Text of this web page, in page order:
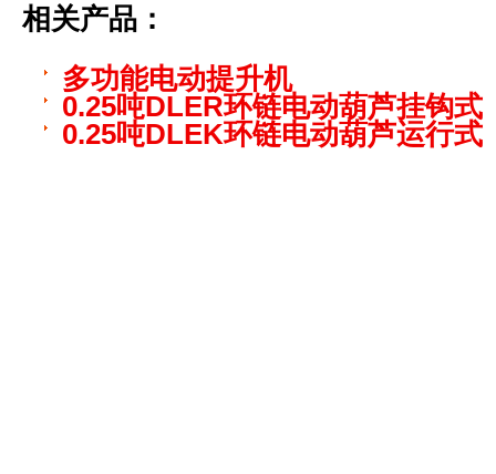
相关产品：
多功能电动提升机
0.25吨DLER环链电动葫芦挂钩式
0.25吨DLEK环链电动葫芦运行式